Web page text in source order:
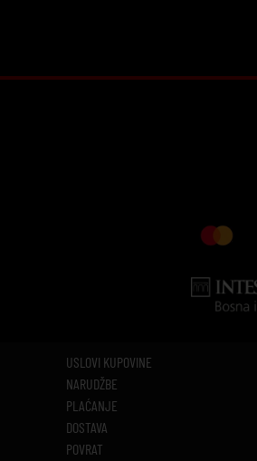
USLOVI KUPOVINE
NARUDŽBE
PLAĆANJE
DOSTAVA
POVRAT